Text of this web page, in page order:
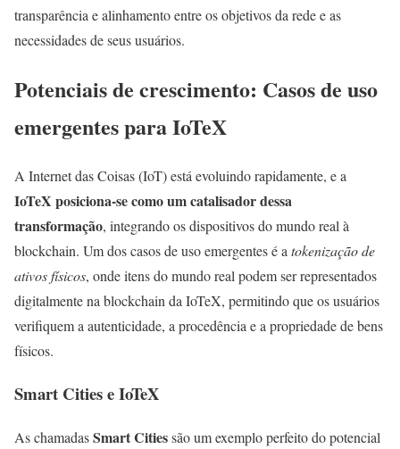
transparência e alinhamento entre os objetivos da rede e as
necessidades de seus usuários.
Potenciais de crescimento: Casos de uso
emergentes para IoTeX
A Internet das Coisas (IoT) está evoluindo rapidamente, e a
IoTeX posiciona-se como um catalisador dessa
transformação, integrando os dispositivos do mundo real à
blockchain. Um dos casos de uso emergentes é a tokenização de
ativos físicos, onde itens do mundo real podem ser representados
digitalmente na blockchain da IoTeX, permitindo que os usuários
verifiquem a autenticidade, a procedência e a propriedade de bens
físicos.
Smart Cities e IoTeX
As chamadasSmart Citiessão um exemplo perfeito do potencial